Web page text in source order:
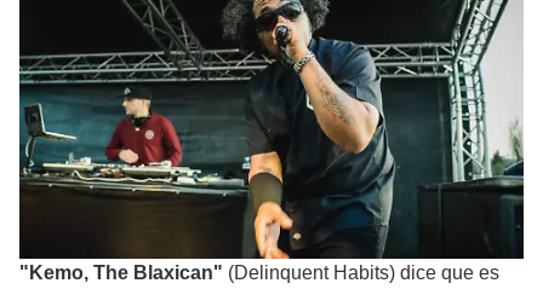
"Kemo, The Blaxican" (Delinquent Habits) dice que es